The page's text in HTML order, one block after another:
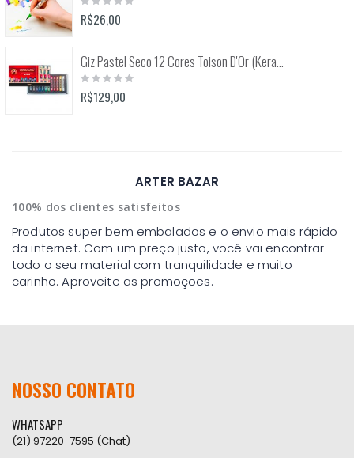
0%
R$26,00
Giz Pastel Seco 12 Cores Toison D'Or (Keramik) 8512
Rating:
0%
R$129,00
ARTER BAZAR
100% dos clientes satisfeitos
Produtos super bem embalados e o envio mais rápido
da internet. Com um preço justo, você vai encontrar
todo o seu material com tranquilidade e muito
carinho. Aproveite as promoções.
NOSSO CONTATO
WHATSAPP
(21) 97220-7595 (Chat)